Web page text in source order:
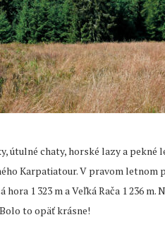
útulné chaty, horské lazy a
Karpatiatour. V pravom letnom
hora 1 323 m a Veľká Rača 1 236
to opäť krásne!